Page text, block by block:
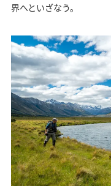
界へといざなう。